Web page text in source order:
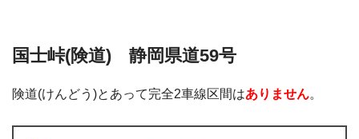
国士峠(険道) 静岡県道59号
険道(けんどう)とあって完全2車線区間はありません。